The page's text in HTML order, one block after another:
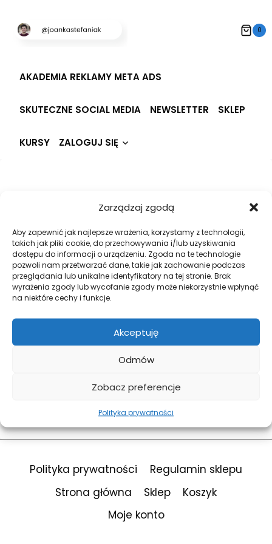
Zarządzaj zgodą
Aby zapewnić jak najlepsze wrażenia, korzystamy z technologii,
takich jak pliki cookie, do przechowywania i/lub uzyskiwania
dostępu do informacji o urządzeniu. Zgoda na te technologie
pozwoli nam przetwarzać dane, takie jak zachowanie podczas
przeglądania lub unikalne identyfikatory na tej stronie. Brak
wyrażenia zgody lub wycofanie zgody może niekorzystnie wpłynąć
na niektóre cechy i funkcje.
Akceptuję
Odmów
Zobacz preferencje
Polityka prywatności
treści
0
AKADEMIA REKLAMY META ADS
SKUTECZNE SOCIAL MEDIA NEWSLETTER SKLEP
KURSY ZALOGUJ SIĘ
Hi, Welcome back!
Keep me signed in Forgot Password?
Sign In
Polityka prywatności
Regulamin sklepu
Strona główna
Sklep
Koszyk
Moje konto